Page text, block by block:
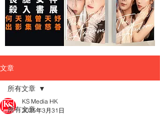
文章
所有文章
所有文章
KS Media HK
2025年3月31日